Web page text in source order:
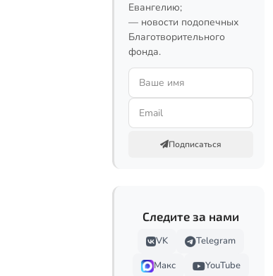
Евангелию;
— новости подопечных
Благотворительного
фонда.
Подписаться
Следите за нами
VK
Telegram
Макс
YouTube